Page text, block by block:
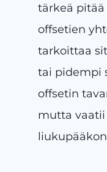
tärkeä pitää
offsetien
tarkoittaa
tai pidempi
offsetin
mutta vaatii